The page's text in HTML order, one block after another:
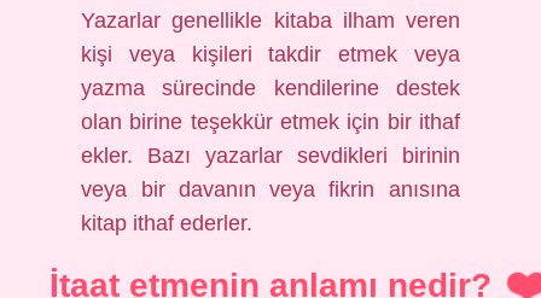
Yazarlar genellikle kitaba ilham veren
kişi veya kişileri takdir etmek veya
yazma sürecinde kendilerine destek
olan birine teşekkür etmek için bir ithaf
ekler. Bazı yazarlar sevdikleri birinin
veya bir davanın veya fikrin anısına
kitap ithaf ederler.
İtaat etmenin anlamı nedir?